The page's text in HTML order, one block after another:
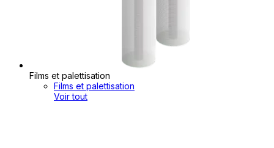
Films et palettisation
Films et palettisation
Voir tout